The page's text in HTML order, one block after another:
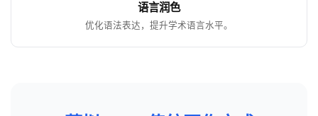
语言润色
优化语法表达，提升学术语言水平。